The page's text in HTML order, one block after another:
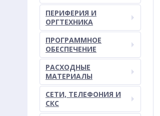
ПЕРИФЕРИЯ И
ОРГТЕХНИКА
ПРОГРАММНОЕ
ОБЕСПЕЧЕНИЕ
РАСХОДНЫЕ
МАТЕРИАЛЫ
СЕТИ, ТЕЛЕФОНИЯ И
СКС